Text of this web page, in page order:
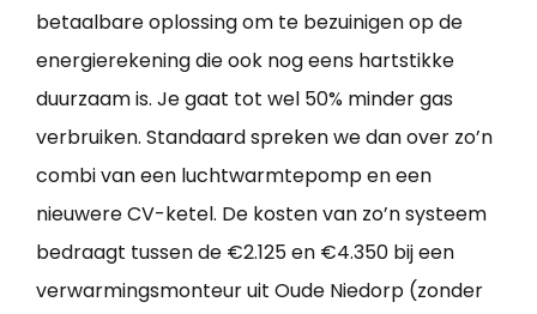
betaalbare oplossing om te bezuinigen op de
energierekening die ook nog eens hartstikke
duurzaam is. Je gaat tot wel 50% minder gas
verbruiken. Standaard spreken we dan over zo’n
combi van een luchtwarmtepomp en een
nieuwere CV-ketel. De kosten van zo’n systeem
bedraagt tussen de €2.125 en €4.350 bij een
verwarmingsmonteur uit Oude Niedorp (zonder